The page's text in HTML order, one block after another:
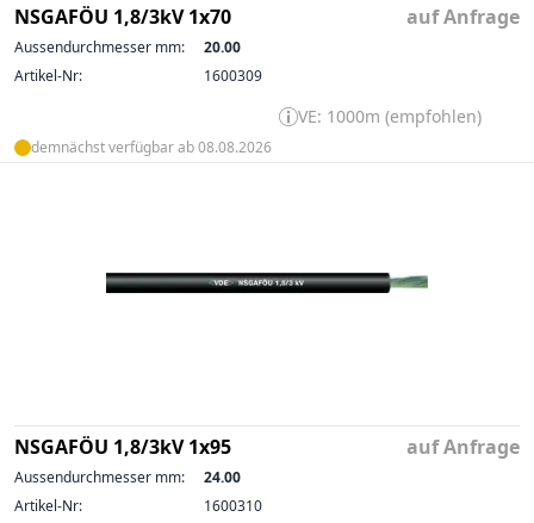
NSGAFÖU 1,8/3kV 1x70 auf Anfrage
Aussendurchmesser mm:
20.00
Artikel-Nr:
1600309
VE: 1000m (empfohlen)
demnächst verfügbar ab 08.08.2026
NSGAFÖU 1,8/3kV 1x95 auf Anfrage
Aussendurchmesser mm:
24.00
Artikel-Nr:
1600310